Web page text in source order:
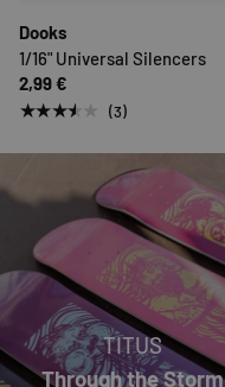
Dooks
1/16" Universal Silencers
2,99 €
★★★★★ (3)
TITUS
Through the Storm